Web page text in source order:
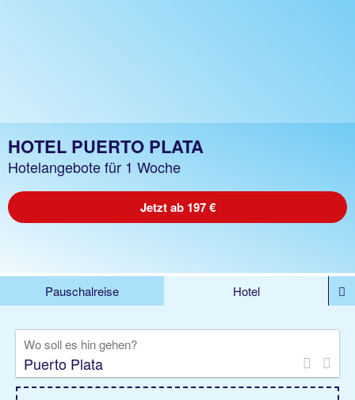
HOTEL PUERTO PLATA
Hotelangebote für 1 Woche
Jetzt ab 197 €
Pauschalreise
Hotel
Kreuzfahrten
Rundreisen
Privattransfer
Zusatzleistungen
Wo soll es hin gehen?